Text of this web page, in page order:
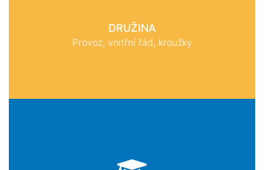
DRUŽINA
Provoz, vnitřní řád, kroužky